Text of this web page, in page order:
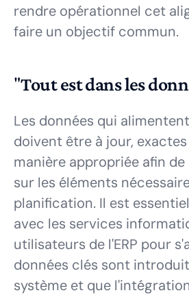
rendre opérationnel cet
faire un objectif commun.
"Tout est dans les
Les données qui
doivent être à jour,
manière appropriée afin
sur les éléments
planification. Il est
avec les services
utilisateurs de l'ERP pour
données clés sont
système et que